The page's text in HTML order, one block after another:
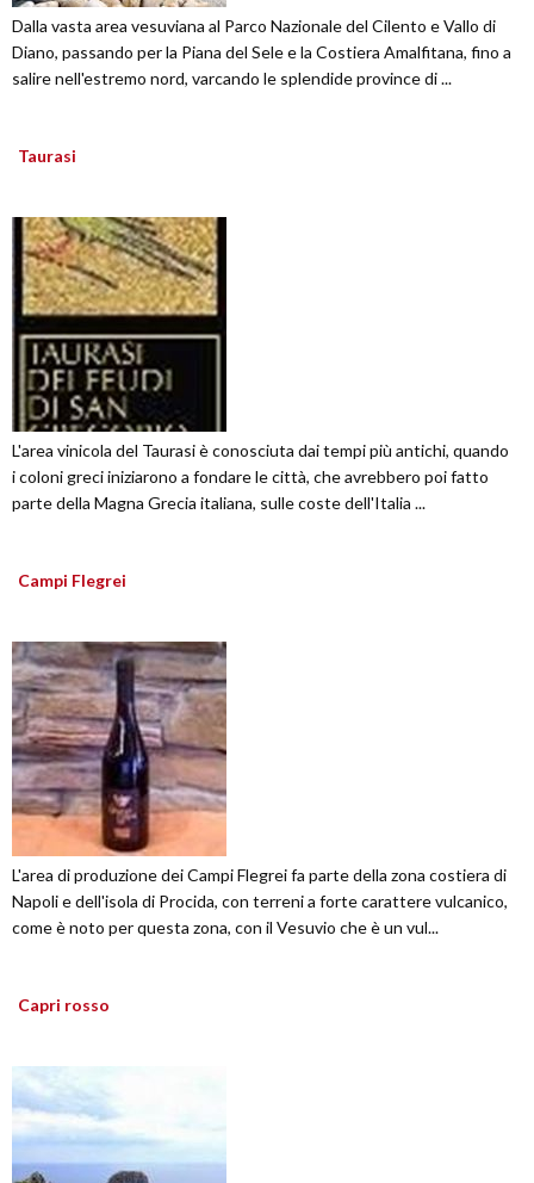
Dalla vasta area vesuviana al Parco Nazionale del Cilento e Vallo di
Diano, passando per la Piana del Sele e la Costiera Amalfitana, fino a
salire nell'estremo nord, varcando le splendide province di ...
Taurasi
L'area vinicola del Taurasi è conosciuta dai tempi più antichi, quando
i coloni greci iniziarono a fondare le città, che avrebbero poi fatto
parte della Magna Grecia italiana, sulle coste dell'Italia ...
Campi Flegrei
L'area di produzione dei Campi Flegrei fa parte della zona costiera di
Napoli e dell'isola di Procida, con terreni a forte carattere vulcanico,
come è noto per questa zona, con il Vesuvio che è un vul...
Capri rosso